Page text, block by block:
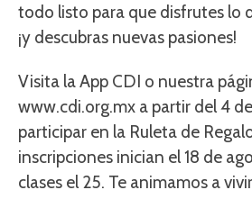
todo listo para que disfrutes lo
¡y descubras nuevas pasiones!
Visita la App CDI o nuestra
www.cdi.org.mx a partir del 4
participar en la Ruleta de
inscripciones inician el 18 de
clases el 25. Te animamos a